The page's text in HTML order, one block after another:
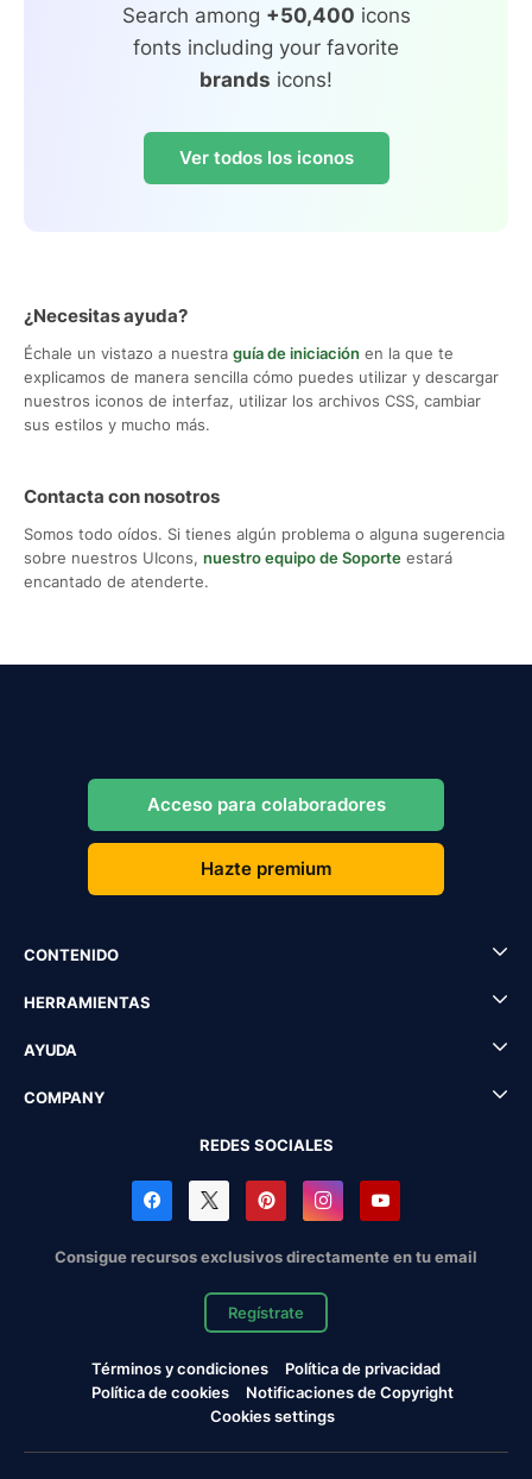
Search among +50,400 icons
fonts including your favorite
brands icons!
Ver todos los iconos
¿Necesitas ayuda?
Échale un vistazo a nuestra guía de iniciación en la que te
explicamos de manera sencilla cómo puedes utilizar y descargar
nuestros iconos de interfaz, utilizar los archivos CSS, cambiar
sus estilos y mucho más.
Contacta con nosotros
Somos todo oídos. Si tienes algún problema o alguna sugerencia
sobre nuestros UIcons, nuestro equipo de Soporte estará
encantado de atenderte.
Acceso para colaboradores
Hazte premium
CONTENIDO
HERRAMIENTAS
AYUDA
COMPANY
REDES SOCIALES
Consigue recursos exclusivos directamente en tu email
Regístrate
Términos y condiciones
Política de privacidad
Política de cookies
Notificaciones de Copyright
Cookies settings